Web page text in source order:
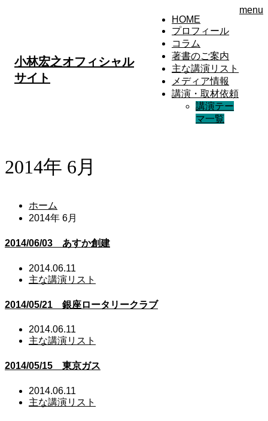
小林宏之オフィシャル
サイト
HOME
プロフィール
コラム
著書のご案内
主な講演リスト
メディア情報
講演・取材依頼
講演テー
マ一覧
menu
2014年 6月
ホーム
2014年 6月
2014/06/03 あすか創建
2014.06.11
主な講演リスト
2014/05/21 銀座ロータリークラブ
2014.06.11
主な講演リスト
2014/05/15 東京ガス
2014.06.11
主な講演リスト